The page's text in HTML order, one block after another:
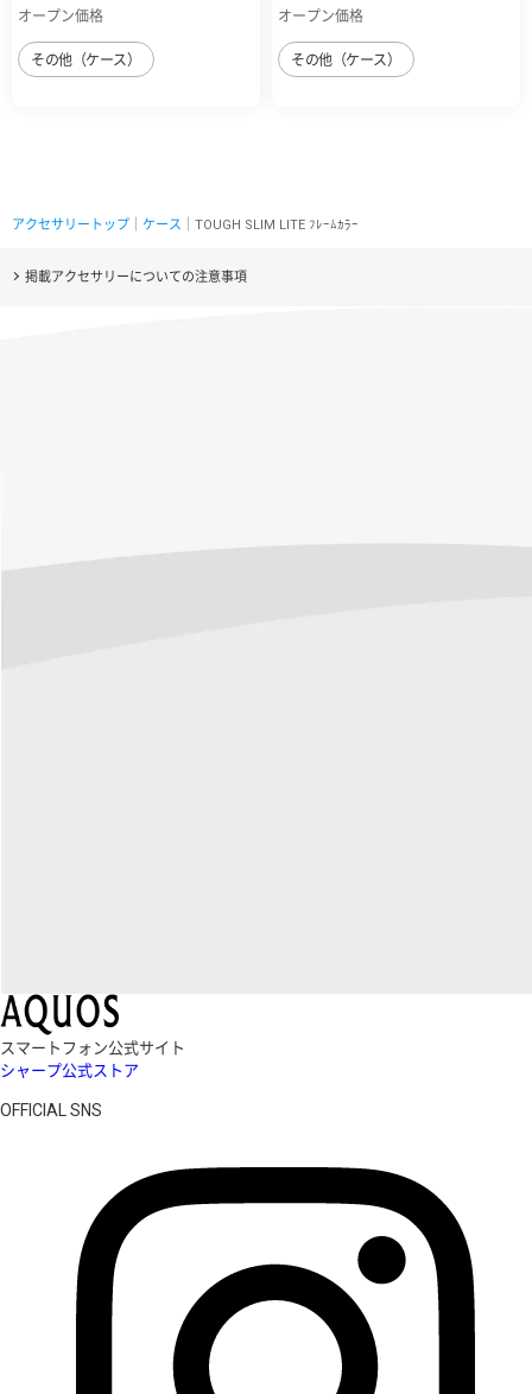
オープン価格
その他（ケース）
オープン価格
その他（ケース）
アクセサリートップ ケース ｜TOUGH SLIM LITE ﾌﾚｰﾑｶﾗｰ
掲載アクセサリーについての注意事項
スマートフォン公式サイト
シャープ公式ストア
OFFICIAL SNS